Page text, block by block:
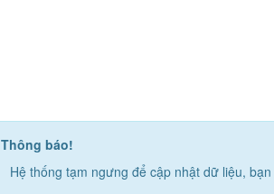
Thông báo!
Hệ thống tạm ngưng để cập nhật dữ liệu,